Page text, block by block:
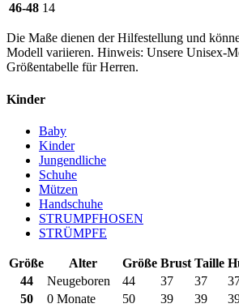
46-48 14
Die Maße dienen der Hilfestellung und
Modell variieren. Hinweis: Unsere Unisex-
Größentabelle für Herren.
Kinder
Baby
Kinder
Jungendliche
Schuhe
Mützen
Handschuhe
STRUMPFHOSEN
STRÜMPFE
Größe Alter Größe Brust Taille
44
Neugeboren 44 37 37
50
0 Monate 50 39 39